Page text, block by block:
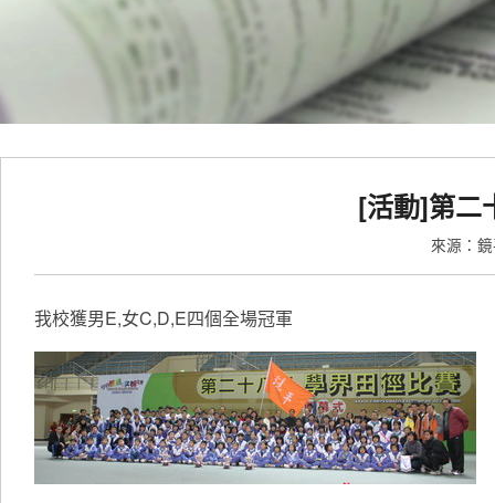
[活動]第二
來源：
我校獲男E,女C,D,E四個全場冠軍